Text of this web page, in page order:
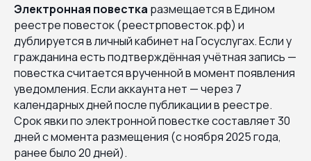
Электронная повестка размещается в Едином
реестре повесток (реестрповесток.рф) и
дублируется в личный кабинет на Госуслугах. Если у
гражданина есть подтверждённая учётная запись —
повестка считается врученной в момент появления
уведомления. Если аккаунта нет — через 7
календарных дней после публикации в реестре.
Срок явки по электронной повестке составляет 30
дней с момента размещения (с ноября 2025 года,
ранее было 20 дней).